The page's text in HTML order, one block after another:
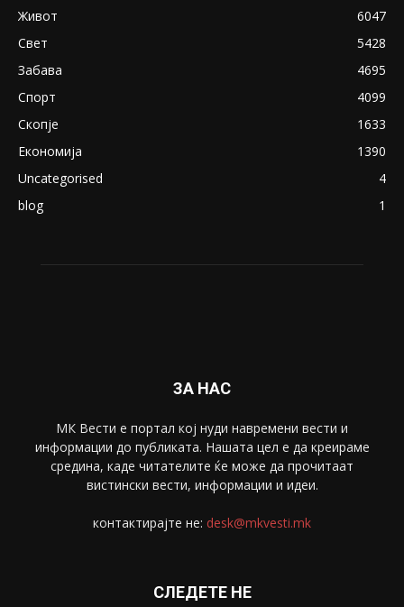
Живот
6047
Свет
5428
Забава
4695
Спорт
4099
Скопје
1633
Економија
1390
Uncategorised
4
blog
1
ЗА НАС
МК Вести е портал коj нуди навремени вести и
информации до публиката. Нашата цел е да креираме
средина, каде читателите ќе може да прочитаат
вистински вести, информации и идеи.
контактирајте не: desk@mkvesti.mk
СЛЕДЕТЕ НЕ